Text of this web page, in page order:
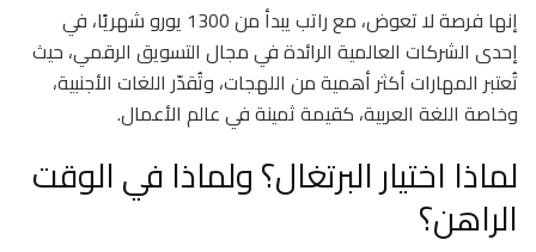
إنها فرصة لا تعوض، مع راتب يبدأ من 1300 يورو شهريًا، في
إحدى الشركات العالمية الرائدة في مجال التسويق الرقمي، حيث
تُعتبر المهارات أكثر أهمية من اللهجات، وتُقدّر اللغات الأجنبية،
وخاصة اللغة العربية، كقيمة ثمينة في عالم الأعمال.
لماذا اختيار البرتغال؟ ولماذا في الوقت
الراهن؟